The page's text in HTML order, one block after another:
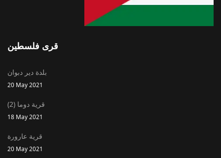
قرى فلسطين
بلدة دير دبوان
20 May 2021
قرية دوما (2)
18 May 2021
قرية عارورة
20 May 2021